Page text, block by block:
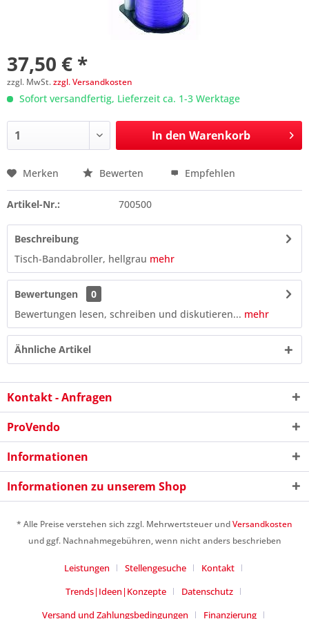
37,50 € *
zzgl. MwSt.zzgl. Versandkosten
Sofort versandfertig, Lieferzeit ca. 1-3 Werktage
In den Warenkorb
Preis anfragen
8 * 7 = ?
Merken Bewerten Empfehlen
Artikel-Nr.: 700500
Beschreibung
Tisch-Bandabroller, hellgrau mehr
Bewertungen
0
Bewertungen lesen, schreiben und diskutieren... mehr
Ähnliche Artikel
Kontakt - Anfragen
ProVendo
Informationen
Informationen zu unserem Shop
* Alle Preise verstehen sich zzgl. Mehrwertsteuer undVersandkosten
und ggf. Nachnahmegebühren, wenn nicht anders beschrieben
Leistungen Stellengesuche
Kontakt
Trends|Ideen|Konzepte
Datenschutz
Versand und Zahlungsbedingungen
Finanzierung